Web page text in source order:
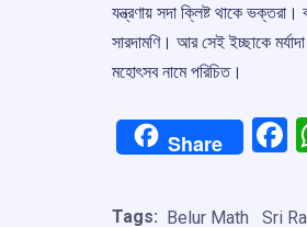
যন্ত্রণায় সদা ক্লিষ্ট থাকে
সারদামণি। আর সেই ইচ্ছাকে
মহোৎসব নামে পরিচিত।
Share
Tags: Belur Math Sri